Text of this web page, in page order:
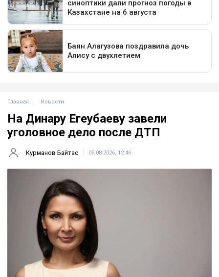
Главная Новости
На Динару Егеубаеву завели
уголовное дело после ДТП
Курманов Байтас 05.08.2026, 12:46